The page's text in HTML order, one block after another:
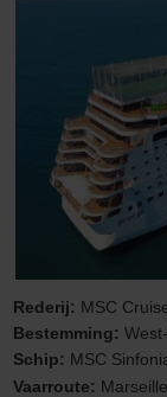
Rederij: MSC
Bestemming:
Schip: MSC
Vaarroute: